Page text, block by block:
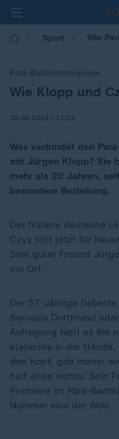
Sport Wie
Para-Badmintonspieler
:
Wie Klopp und
29.08.2024 | 17:12
Was verbindet den
mit Jürgen Klopp? Sie
mehr als 20 Jahren,
besondere Beziehung.
Der frühere deutsche
Czyz tritt jetzt für
Sein guter Freund
vor Ort.
Der 57-Jährige
Borussia Dortmund
Aufregung hielt es ihn
klatschte in die
den Kopf, gab immer
half alles nichts: Sein
Premiere im Para-
Nummer eins der Welt.